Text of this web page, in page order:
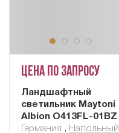
Цена по запросу
Ландшафтный
светильник Maytoni
Albion O413FL-01BZ
Германия , Напольный